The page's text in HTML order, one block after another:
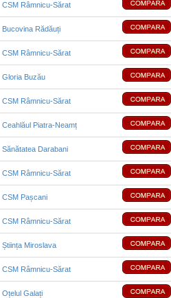
CSM Râmnicu-Sărat
Bucovina Rădăuți
CSM Râmnicu-Sărat
Gloria Buzău
CSM Râmnicu-Sărat
Ceahlăul Piatra-Neamț
Sănătatea Darabani
CSM Râmnicu-Sărat
CSM Pașcani
CSM Râmnicu-Sărat
Știința Miroslava
CSM Râmnicu-Sărat
Oțelul Galați